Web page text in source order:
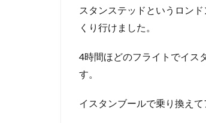
スタンステッドというロン
くり行けました。
4時間ほどのフライトでイス
す。
イスタンブールで乗り換え